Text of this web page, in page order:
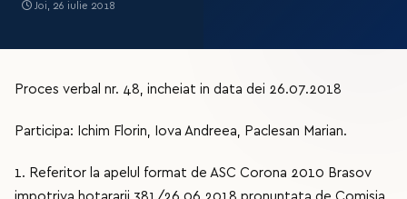
Joi, 26 iulie 2018
Proces verbal nr. 48, incheiat in data dei 26.07.2018
Participa: Ichim Florin, Iova Andreea, Paclesan Marian.
1. Referitor la apelul format de ASC Corona 2010 Brasov